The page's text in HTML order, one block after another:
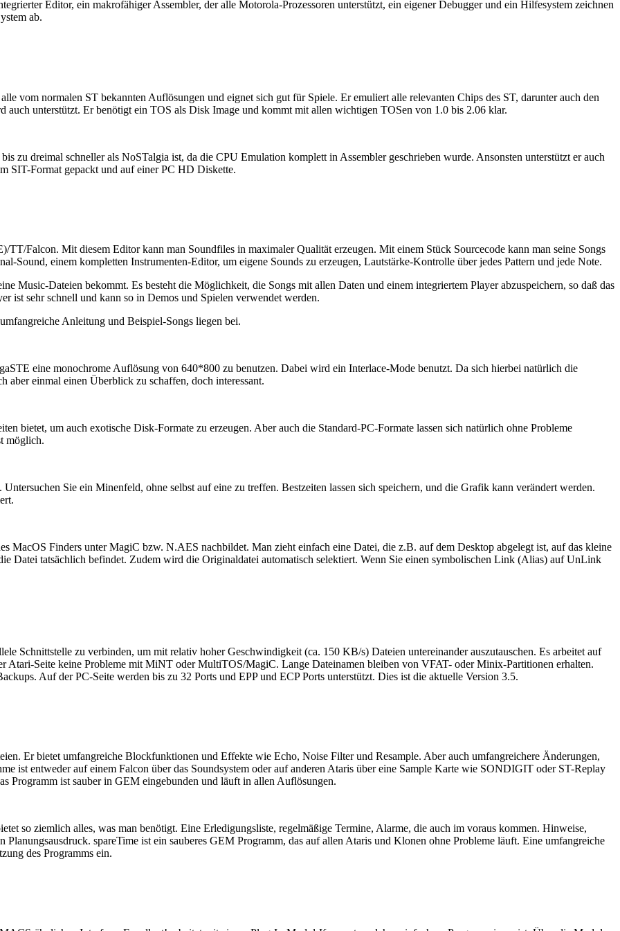
Editor, ein makrofähiger Assembler, der alle Motorola-Prozessoren unterstützt, ein eigener Debugger und ein Hilfesystem zeichnen
ab.
vom normalen ST bekannten Auflösungen und eignet sich gut für Spiele. Er emuliert alle relevanten Chips des ST, darunter auch den
unterstützt. Er benötigt ein TOS als Disk Image und kommt mit allen wichtigen TOSen von 1.0 bis 2.06 klar.
zu dreimal schneller als NoSTalgia ist, da die CPU Emulation komplett in Assembler geschrieben wurde. Ansonsten unterstützt er auch
SIT-Format gepackt und auf einer PC HD Diskette.
Falcon. Mit diesem Editor kann man Soundfiles in maximaler Qualität erzeugen. Mit einem Stück Sourcecode kann man seine Songs
Sound, einem kompletten Instrumenten-Editor, um eigene Sounds zu erzeugen, Lautstärke-Kontrolle über jedes Pattern und jede Note.
Music-Dateien bekommt. Es besteht die Möglichkeit, die Songs mit allen Daten und einem integriertem Player abzuspeichern, so daß das
ist sehr schnell und kann so in Demos und Spielen verwendet werden.
Anleitung und Beispiel-Songs liegen bei.
eine monochrome Auflösung von 640*800 zu benutzen. Dabei wird ein Interlace-Mode benutzt. Da sich hierbei natürlich die
einmal einen Überblick zu schaffen, doch interessant.
bietet, um auch exotische Disk-Formate zu erzeugen. Aber auch die Standard-PC-Formate lassen sich natürlich ohne Probleme
möglich.
Sie ein Minenfeld, ohne selbst auf eine zu treffen. Bestzeiten lassen sich speichern, und die Grafik kann verändert werden.
MacOS Finders unter MagiC bzw. N.AES nachbildet. Man zieht einfach eine Datei, die z.B. auf dem Desktop abgelegt ist, auf das kleine
Datei tatsächlich befindet. Zudem wird die Originaldatei automatisch selektiert. Wenn Sie einen symbolischen Link (Alias) auf UnLink
Schnittstelle zu verbinden, um mit relativ hoher Geschwindigkeit (ca. 150 KB/s) Dateien untereinander auszutauschen. Es arbeitet auf
Atari-Seite keine Probleme mit MiNT oder MultiTOS/MagiC. Lange Dateinamen bleiben von VFAT- oder Minix-Partitionen erhalten.
Auf der PC-Seite werden bis zu 32 Ports und EPP und ECP Ports unterstützt. Dies ist die aktuelle Version 3.5.
Er bietet umfangreiche Blockfunktionen und Effekte wie Echo, Noise Filter und Resample. Aber auch umfangreichere Änderungen,
ist entweder auf einem Falcon über das Soundsystem oder auf anderen Ataris über eine Sample Karte wie SONDIGIT oder ST-Replay
Programm ist sauber in GEM eingebunden und läuft in allen Auflösungen.
so ziemlich alles, was man benötigt. Eine Erledigungsliste, regelmäßige Termine, Alarme, die auch im voraus kommen. Hinweise,
spareTime ist ein sauberes GEM Programm, das auf allen Ataris und Klonen ohne Probleme läuft. Eine umfangreiche
des Programms ein.